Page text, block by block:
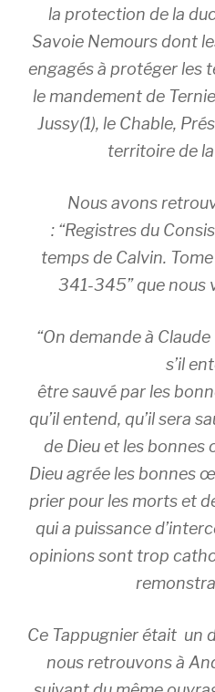
la protection de la
Savoie Nemours dont
engagés à protéger les
le mandement de
Jussy(1), le Chable,
territoire de
Nous avons
: “Registres du
temps de Calvin.
341-345” que nous
“On demande à
s’il
être sauvé par les
qu’il entend, qu’il sera
de Dieu et les bonnes
Dieu agrée les bonnes
prier pour les morts et
qui a puissance
opinions sont trop
Ce Tappugnier était un
nous retrouvons à